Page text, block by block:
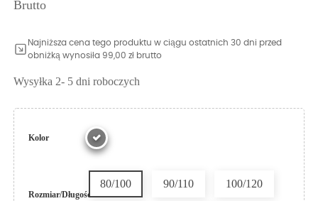
Brutto
Najniższa cena tego produktu w ciągu ostatnich 30 dni przed
obniżką wynosiła 99,00 zł brutto
Wysyłka 2- 5 dni roboczych
Kolor
Rozmiar/Długość
80/100 90/110 100/120